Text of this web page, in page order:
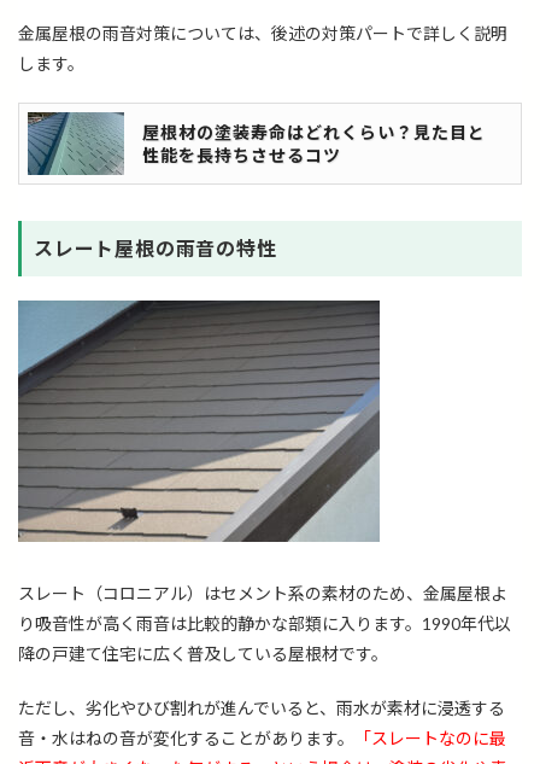
金属屋根の雨音対策については、後述の対策パートで詳しく説明
します。
屋根材の塗装寿命はどれくらい？見た目と
性能を長持ちさせるコツ
スレート屋根の雨音の特性
スレート（コロニアル）はセメント系の素材のため、金属屋根よ
り吸音性が高く雨音は比較的静かな部類に入ります。1990年代以
降の戸建て住宅に広く普及している屋根材です。
ただし、劣化やひび割れが進んでいると、雨水が素材に浸透する
音・水はねの音が変化することがあります。
「スレートなのに最